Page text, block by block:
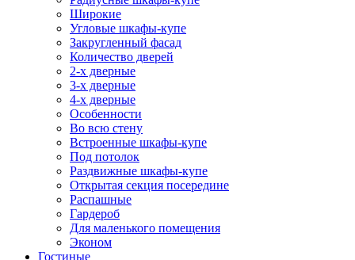
Широкие
Угловые шкафы-купе
Закругленный фасад
Количество дверей
2-х дверные
3-х дверные
4-х дверные
Особенности
Во всю стену
Встроенные шкафы-купе
Под потолок
Раздвижные шкафы-купе
Открытая секция посередине
Распашные
Гардероб
Для маленького помещения
Эконом
Гостиные